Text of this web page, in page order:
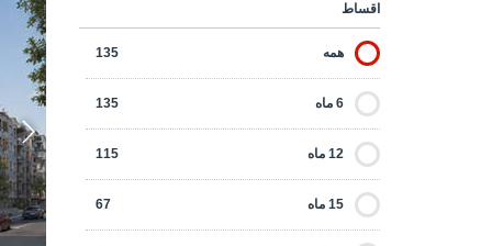
اقساط
همه 135
6 ماه 135
12 ماه 115
15 ماه 67